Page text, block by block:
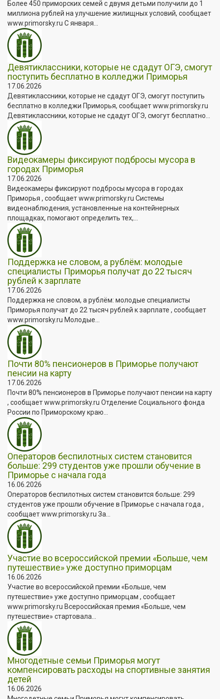
Более 450 приморских семей с двумя детьми получили до 1
миллиона рублей на улучшение жилищных условий, сообщает
www.primorsky.ru С января...
Девятиклассники, которые не сдадут ОГЭ, смогут
поступить бесплатно в колледжи Приморья
17.06.2026
Девятиклассники, которые не сдадут ОГЭ, смогут поступить
бесплатно в колледжи Приморья, сообщает www.primorsky.ru
Девятиклассники, которые не сдадут ОГЭ, смогут бесплатно...
Видеокамеры фиксируют подбросы мусора в
городах Приморья
17.06.2026
Видеокамеры фиксируют подбросы мусора в городах
Приморья , сообщает www.primorsky.ru Системы
видеонаблюдения, установленные на контейнерных
площадках, помогают определить тех,...
Поддержка не словом, а рублём: молодые
специалисты Приморья получат до 22 тысяч
рублей к зарплате
17.06.2026
Поддержка не словом, а рублём: молодые специалисты
Приморья получат до 22 тысяч рублей к зарплате , сообщает
www.primorsky.ru Молодые...
Почти 80% пенсионеров в Приморье получают
пенсии на карту
17.06.2026
Почти 80% пенсионеров в Приморье получают пенсии на карту
, сообщает www.primorsky.ru Отделение Социального фонда
России по Приморскому краю...
Операторов беспилотных систем становится
больше: 299 студентов уже прошли обучение в
Приморье с начала года
16.06.2026
Операторов беспилотных систем становится больше: 299
студентов уже прошли обучение в Приморье с начала года ,
сообщает www.primorsky.ru За...
Участие во всероссийской премии «Больше, чем
путешествие» уже доступно приморцам
16.06.2026
Участие во всероссийской премии «Больше, чем
путешествие» уже доступно приморцам , сообщает
www.primorsky.ru Всероссийская премия «Больше, чем
путешествие» стартовала...
Многодетные семьи Приморья могут
компенсировать расходы на спортивные занятия
детей
16.06.2026